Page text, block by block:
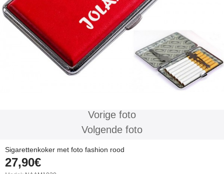
Vorige foto
Volgende foto
Sigarettenkoker met foto fashion rood
27,90€